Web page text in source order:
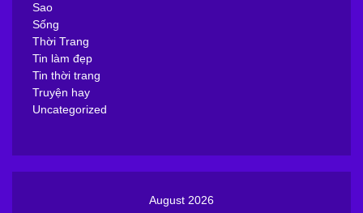
Sao
Sống
Thời Trang
Tin làm đẹp
Tin thời trang
Truyện hay
Uncategorized
August 2026